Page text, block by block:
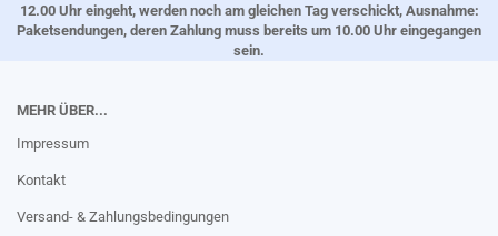
12.00 Uhr eingeht, werden noch am gleichen Tag verschickt, Ausnahme:
Paketsendungen, deren Zahlung muss bereits um 10.00 Uhr eingegangen
sein.
MEHR ÜBER...
Impressum
Kontakt
Versand- & Zahlungsbedingungen